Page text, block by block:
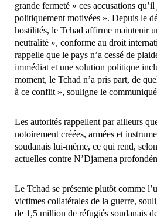
grande fermeté » ces accusations
politiquement motivées ». Depuis le
hostilités, le Tchad affirme maintenir
neutralité », conforme au droit
rappelle que le pays n’a cessé de
immédiat et une solution politique
moment, le Tchad n’a pris part, de
à ce conflit », souligne le
Les autorités rappellent par ailleurs
notoirement créées, armées et
soudanais lui-même, ce qui rend,
actuelles contre N’Djamena
Le Tchad se présente plutôt comme
victimes collatérales de la guerre,
de 1,5 million de réfugiés soudanais